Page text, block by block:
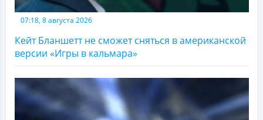
07:18, 8 августа 2026
Кейт Бланшетт не сможет сняться в американской
версии «Игры в кальмара»